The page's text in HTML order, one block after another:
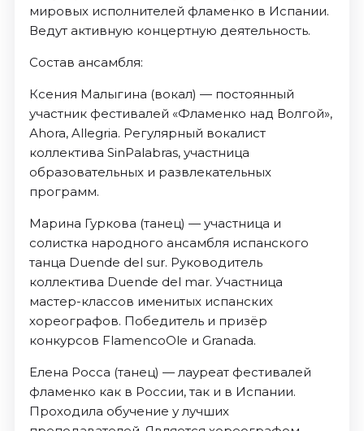
мировых исполнителей фламенко в Испании.
Ведут активную концертную деятельность.
Состав ансамбля:
Ксения Малыгина (вокал) — постоянный
участник фестивалей «Фламенко над Волгой»,
Аhora, Allegria. Регулярный вокалист
коллектива SinPalabras, участница
образовательных и развлекательных
программ.
Марина Гуркова (танец) — участница и
солистка народного ансамбля испанского
танца Duende del sur. Руководитель
коллектива Duende del mar. Участница
мастер-классов именитых испанских
хореографов. Победитель и призёр
конкурсов FlamencoOle и Granada.
Елена Росса (танец) — лауреат фестивалей
фламенко как в России, так и в Испании.
Проходила обучение у лучших